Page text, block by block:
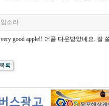
임소라
very good apple!! 어플 다운받았네요. 잘